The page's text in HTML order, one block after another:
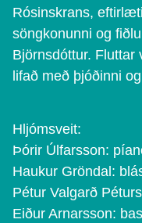
Rósinskrans,
söngkonunni og
Björnsdóttur.
lifað með þjóðinni
Hljómsveit:
Þórir Úlfarsson:
Haukur Gröndal:
Pétur Valgarð
Eiður Arnarsson: